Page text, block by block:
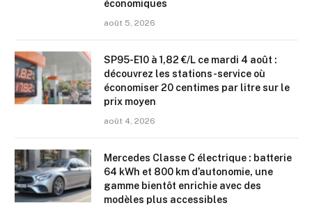
économiques
août 5, 2026
SP95-E10 à 1,82 €/L ce mardi 4 août :
découvrez les stations-service où
économiser 20 centimes par litre sur le
prix moyen
août 4, 2026
Mercedes Classe C électrique : batterie
64 kWh et 800 km d’autonomie, une
gamme bientôt enrichie avec des
modèles plus accessibles